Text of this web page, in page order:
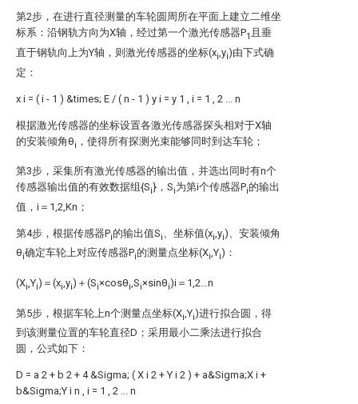
第2步，在进行直径测量的车轮圆周所在平面上建立二维坐
标系：沿钢轨方向为X轴，经过第一个激光传感器P1 且垂
直于钢轨向上为Y轴，则激光传感器的坐标(xi,yi)由下式确
定：
x i = ( i - 1 ) &times; E / ( n - 1 ) y i = y 1 i = 1 2 n
根据激光传感器的坐标设置各激光传感器探头相对于X轴
的安装倾角θi ，使得所有探测光束能够同时到达车轮；
第3步，采集所有激光传感器的输出值，并选出同时有n个
传感器输出值的有效数据组{Si}，Si为第i个传感器Pi的输出
值，i＝1,2,Kn；
第4步，根据传感器Pi的输出值Si 、坐标值(xi ,yi)、安装倾角
θi确定车轮上对应传感器Pi的测量点坐标(Xi,Yi)：
(Xi ,Yi)＝(xi ,yi)＋(Si×cosθi ,Si×sinθi)i＝1,2…n
第5步，根据车轮上n个测量点坐标(Xi ,Yi)进行拟合圆，得
到该测量位置的车轮直径D；采用最小二乘法进行拟合
圆，公式如下：
D = a 2 + b 2 + 4 &Sigma; ( X i 2 + Y i 2 ) + a&Sigma;X i +
b&Sigma;Y i n , i = 1 , 2 ... n